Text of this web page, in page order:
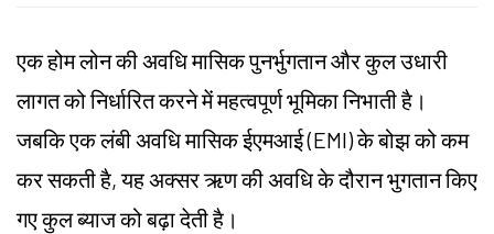
एक होम लोन की अवधि मासिक पुनर्भुगतान और कुल उधारी
लागत को निर्धारित करने में महत्वपूर्ण भूमिका निभाती है।
जबकि एक लंबी अवधि मासिक ईएमआई (EMI) के बोझ को कम
कर सकती है, यह अक्सर ऋण की अवधि के दौरान भुगतान किए
गए कुल ब्याज को बढ़ा देती है।